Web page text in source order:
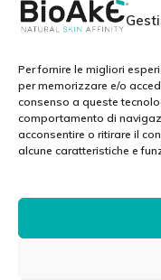
Per fornire le migliori
per memorizzare e/o
consenso a queste
comportamento di
acconsentire o ritirare il
alcune caratteristiche e